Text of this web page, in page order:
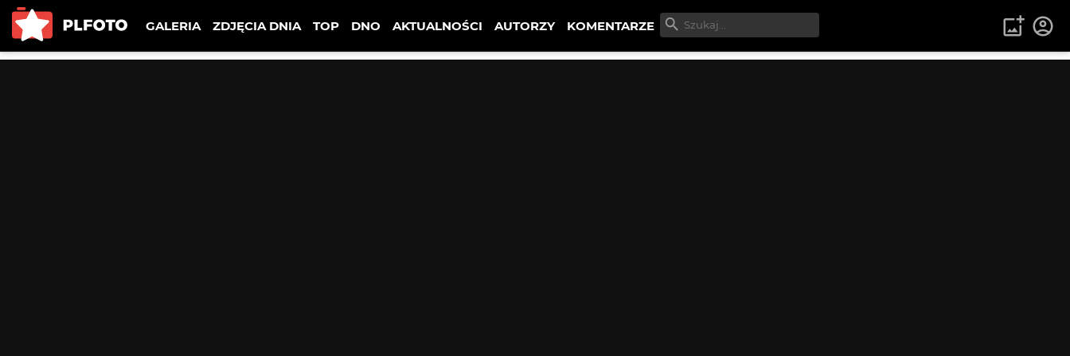
GALERIA ZDJĘCIA DNIA TOP DNO AKTUALNOŚCI AUTORZY KOMENTARZE